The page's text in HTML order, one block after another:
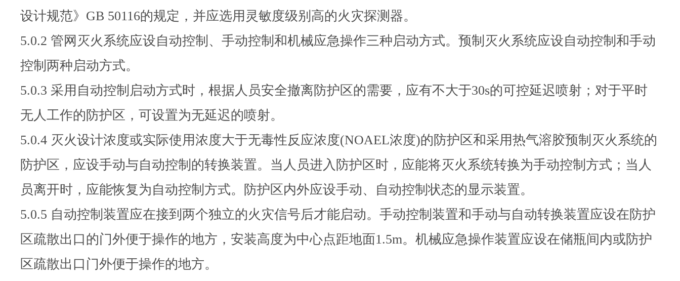
设计规范》GB 50116的规定，并应选用灵敏度级别高的火灾探测器。
5.0.2 管网灭火系统应设自动控制、手动控制和机械应急操作三种启动方式。预制灭火系统应设自动控制和手动
控制两种启动方式。
5.0.3 采用自动控制启动方式时，根据人员安全撤离防护区的需要，应有不大于30s的可控延迟喷射；对于平时
无人工作的防护区，可设置为无延迟的喷射。
5.0.4 灭火设计浓度或实际使用浓度大于无毒性反应浓度(NOAEL浓度)的防护区和采用热气溶胶预制灭火系统的
防护区，应设手动与自动控制的转换装置。当人员进入防护区时，应能将灭火系统转换为手动控制方式；当人
员离开时，应能恢复为自动控制方式。防护区内外应设手动、自动控制状态的显示装置。
5.0.5 自动控制装置应在接到两个独立的火灾信号后才能启动。手动控制装置和手动与自动转换装置应设在防护
区疏散出口的门外便于操作的地方，安装高度为中心点距地面1.5m。机械应急操作装置应设在储瓶间内或防护
区疏散出口门外便于操作的地方。